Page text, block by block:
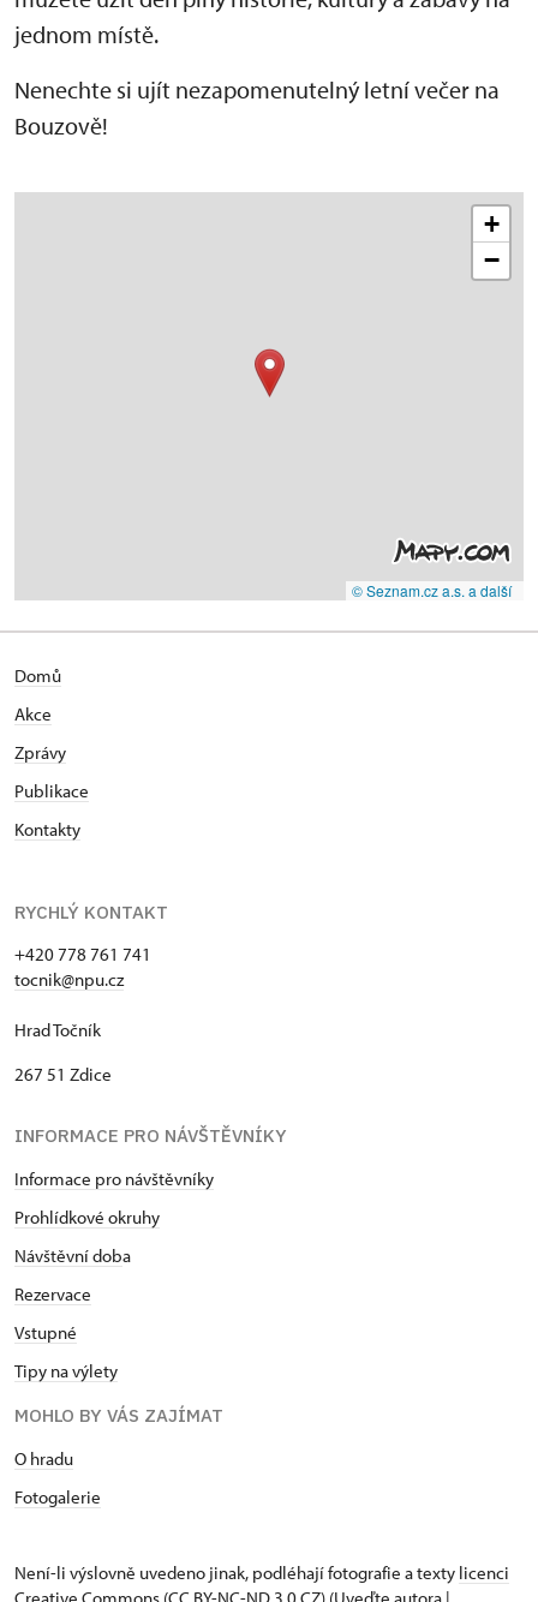
jednom místě.
Nenechte si ujít nezapomenutelný letní večer na
Bouzově!
+
−
© Seznam.cz a.s. a další
Domů
Akce
Zprávy
Publikace
Kontakty
RYCHLÝ KONTAKT
+420 778 761 741
tocnik@npu.cz
Hrad Točník
267 51 Zdice
INFORMACE PRO NÁVŠTĚVNÍKY
Informace pro návštěvníky
Prohlídkové okruhy
Návštěvní doba
Rezervace
Vstupné
Tipy na výlety
MOHLO BY VÁS ZAJÍMAT
O hradu
Fotogalerie
Není-li výslovně uvedeno jinak, podléhají fotografie a texty licenci